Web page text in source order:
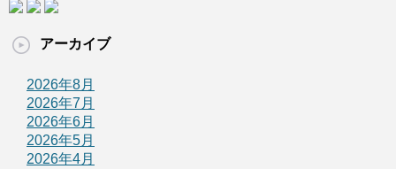
アーカイブ
2026年8月
2026年7月
2026年6月
2026年5月
2026年4月